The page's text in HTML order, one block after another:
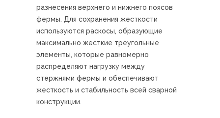
разнесения верхнего и нижнего поясов
фермы. Для сохранения жесткости
используются раскосы, образующие
максимально жесткие треугольные
элементы, которые равномерно
распределяют нагрузку между
стержнями фермы и обеспечивают
жесткость и стабильность всей сварной
конструкции.